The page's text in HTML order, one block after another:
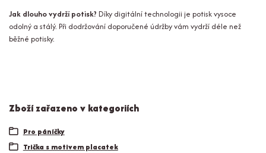
Jak dlouho vydrží potisk? Díky digitální technologii je potisk vysoce
odolný a stálý. Při dodržování doporučené údržby vám vydrží déle než
běžné potisky.
Zboží zařazeno v kategoriích
Pro páníčky
Trička s motivem placatek